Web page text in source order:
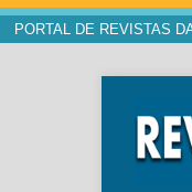
PORTAL DE REVISTAS